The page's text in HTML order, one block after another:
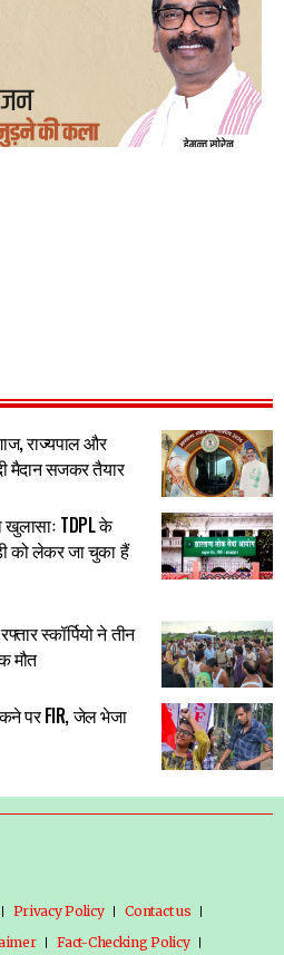
राज्यपाल और
मैदान सजकर तैयार
खुलासाः TDPL के
को लेकर जा चुका हैं
स्कॉर्पियो ने तीन
मौत
पर FIR, जेल भेजा
Privacy Policy
Contact us
Fact-Checking Policy